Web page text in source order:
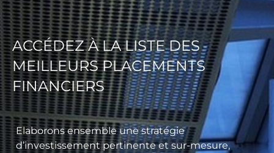
ACCÉDEZ À LA LISTE DES
MEILLEURS PLACEMENTS
FINANCIERS
Elaborons ensemble une stratégie
d’investissement pertinente et sur-mesure,